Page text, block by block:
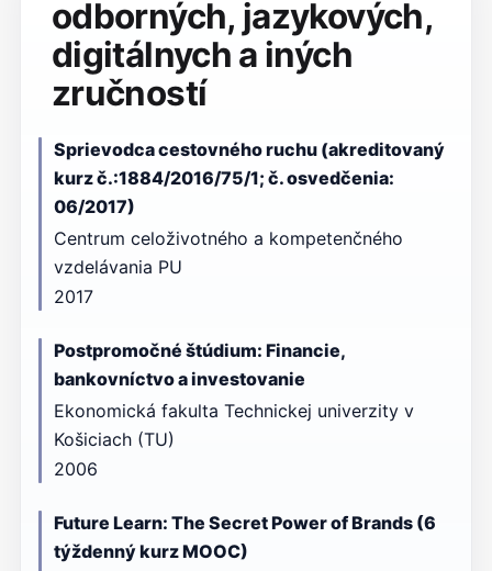
odborných, jazykových,
digitálnych a iných
zručností
Sprievodca cestovného ruchu (akreditovaný
kurz č.:1884/2016/75/1; č. osvedčenia:
06/2017)
Centrum celoživotného a kompetenčného
vzdelávania PU
2017
Postpromočné štúdium: Financie,
bankovníctvo a investovanie
Ekonomická fakulta Technickej univerzity v
Košiciach (TU)
2006
Future Learn: The Secret Power of Brands (6
týždenný kurz MOOC)